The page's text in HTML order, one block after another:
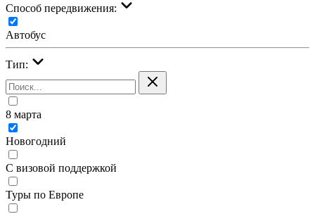
Cпособ передвижения:
Автобус
Тип:
8 марта
Новогодний
С визовой поддержкой
Туры по Европе